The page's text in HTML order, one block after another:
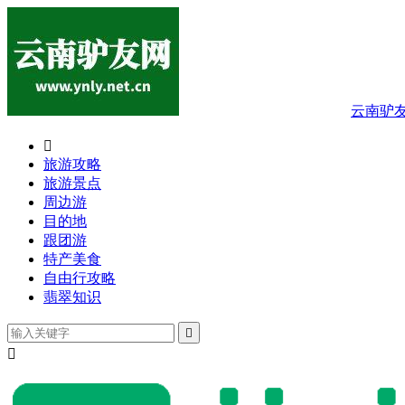
云南驴

旅游攻略
旅游景点
周边游
目的地
跟团游
特产美食
自由行攻略
翡翠知识

